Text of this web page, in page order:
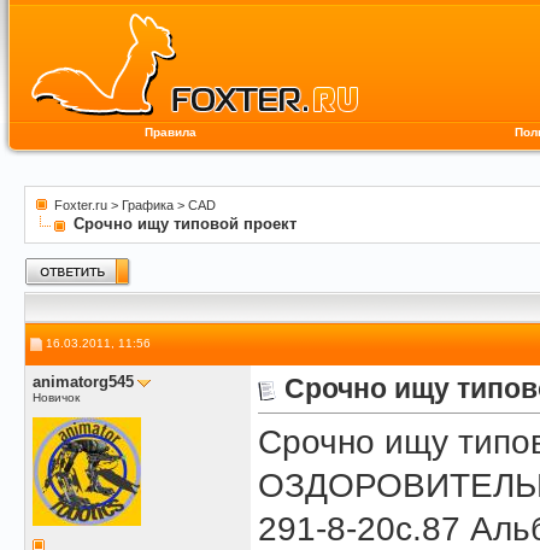
Правила
Foxter.ru > Графика > CAD
Срочно ищу типовой проект
16.03.2011, 11:56
animatorg545
Новичок Срочно ищу
Срочно ищу
291-8-20с.87